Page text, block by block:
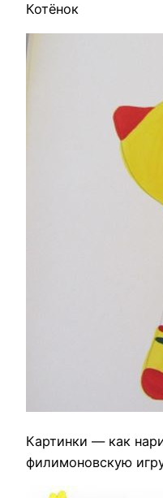
Котёнок
Картинки — как
филимоновскую